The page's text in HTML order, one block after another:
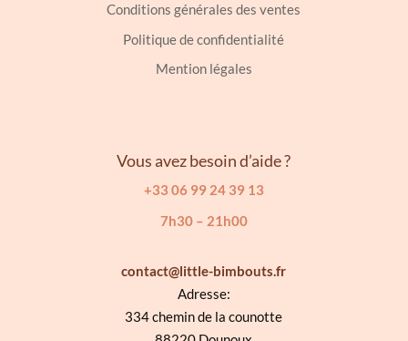
Conditions générales des ventes
Politique de confidentialité
Mention légales
Vous avez besoin d’aide ?
+33 06 99 24 39 13
7h30 – 21h00
contact@little-bimbouts.fr
Adresse:
334 chemin de la counotte